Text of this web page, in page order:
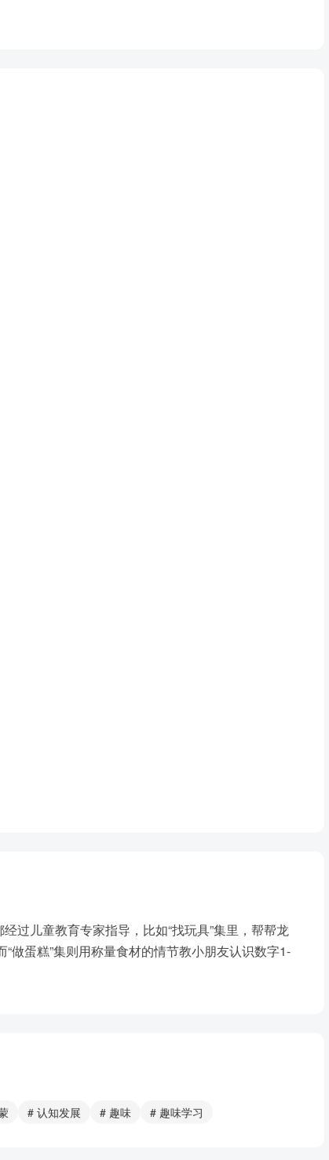
过儿童教育专家指导，比如“找玩具”集里，帮帮龙
做蛋糕”集则用称量食材的情节教小朋友认识数字1-
# 认知发展 # 趣味 # 趣味学习